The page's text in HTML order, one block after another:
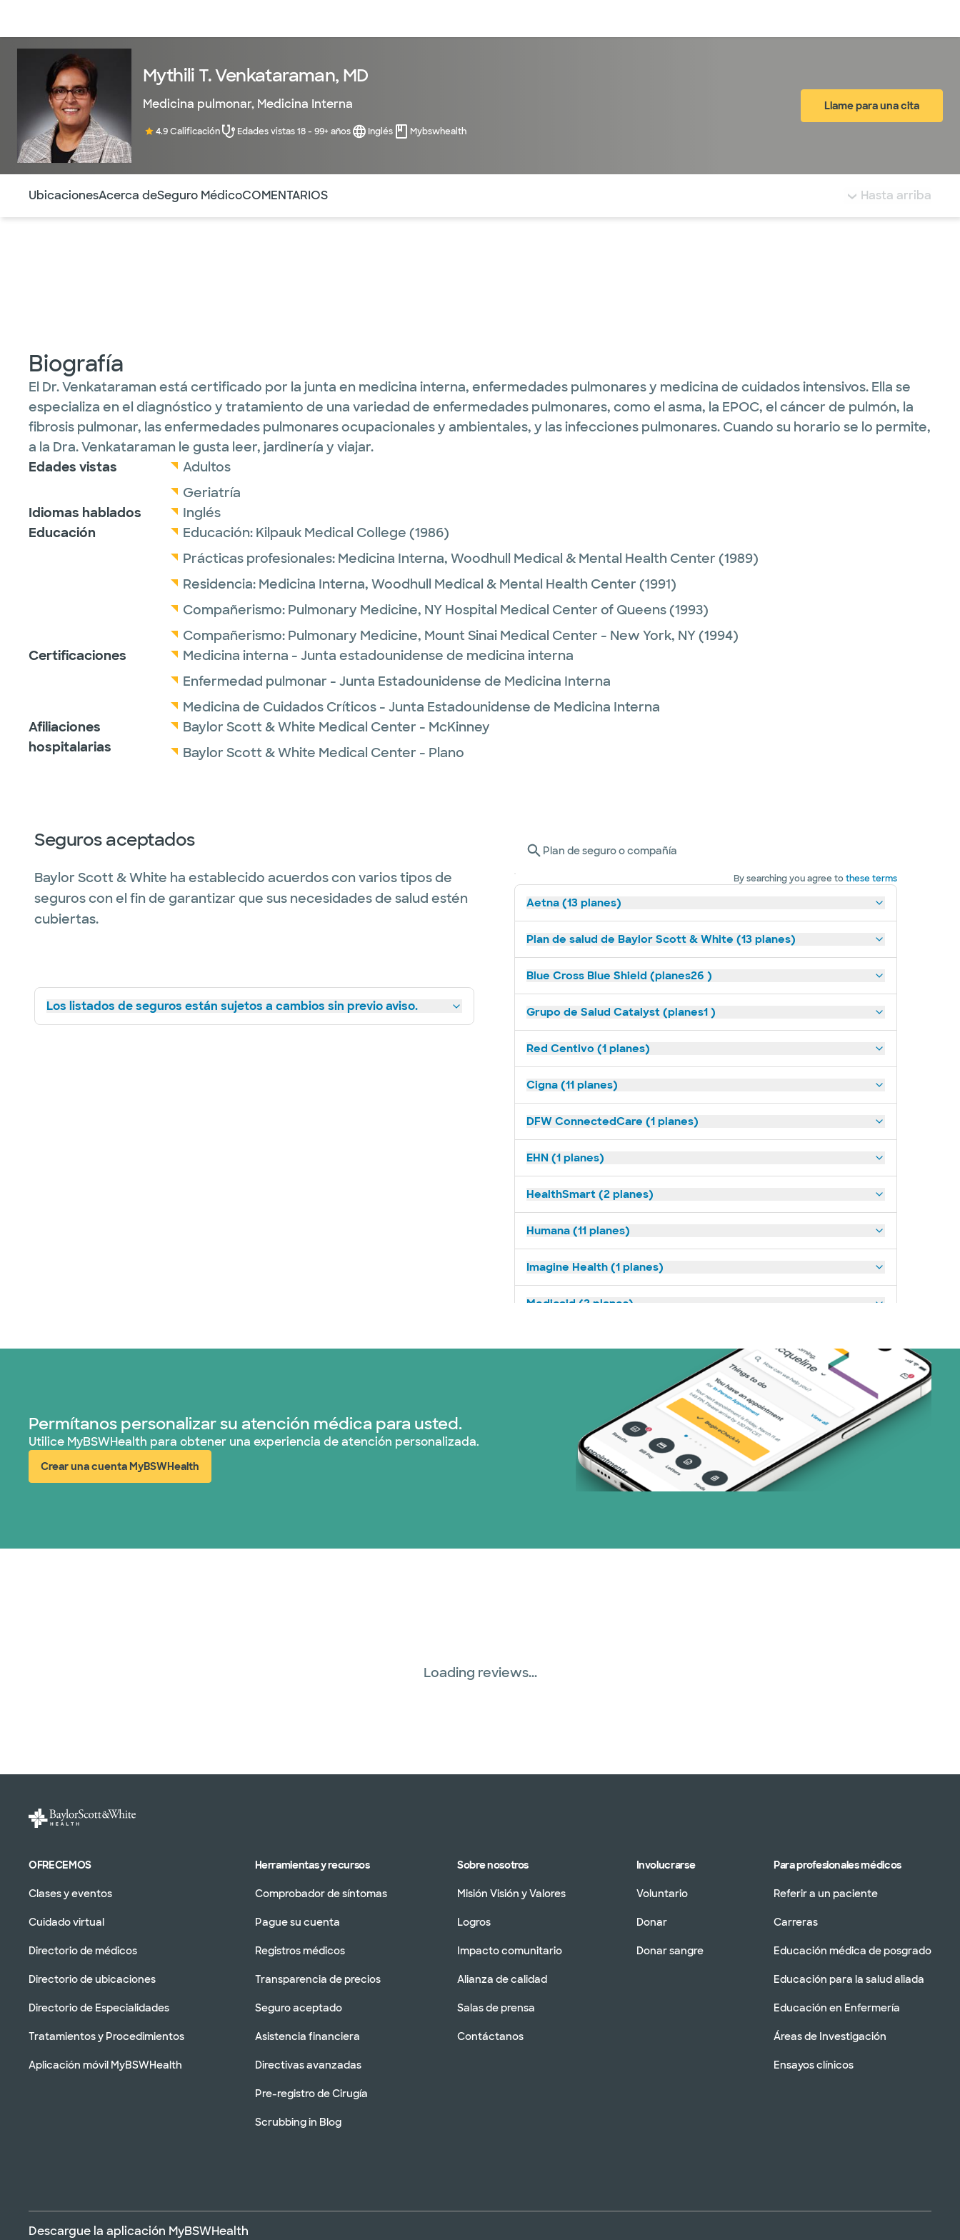
Mythili T. Venkataraman, MD
Medicina pulmonar, Medicina Interna
4.9 Calificación Edades vistas 18 - 99+ años Inglés Mybswhealth
Llame para una cita
UbicacionesAcerca deSeguro MédicoCOMENTARIOS Hasta arriba
Biografía
El Dr. Venkataraman está certificado por la junta en medicina interna, enfermedades pulmonares y medicina de cuidados intensivos. Ella se
especializa en el diagnóstico y tratamiento de una variedad de enfermedades pulmonares, como el asma, la EPOC, el cáncer de pulmón, la
fibrosis pulmonar, las enfermedades pulmonares ocupacionales y ambientales, y las infecciones pulmonares. Cuando su horario se lo permite,
a la Dra. Venkataraman le gusta leer, jardinería y viajar.
Edades vistas
Adultos
Geriatría
Idiomas hablados
Inglés
Educación
Educación: Kilpauk Medical College (1986)
Prácticas profesionales: Medicina Interna, Woodhull Medical & Mental Health Center (1989)
Residencia: Medicina Interna, Woodhull Medical & Mental Health Center (1991)
Compañerismo: Pulmonary Medicine, NY Hospital Medical Center of Queens(1993)
Compañerismo: Pulmonary Medicine, Mount Sinai Medical Center - New York, NY(1994)
Certificaciones
Medicina interna - Junta estadounidense de medicina interna
Enfermedad pulmonar - Junta Estadounidense de Medicina Interna
Medicina de Cuidados Críticos - Junta Estadounidense de Medicina Interna
Afiliaciones
hospitalarias
Baylor Scott & White Medical Center - McKinney
Baylor Scott & White Medical Center - Plano
Seguros aceptados
Baylor Scott & White ha establecido acuerdos con varios tipos de
seguros con el fin de garantizar que sus necesidades de salud estén
cubiertas.
Los listados de seguros están sujetos a cambios sin previo aviso.
Plan de seguro o compañía
By searching you agree tothese terms
Aetna (13 planes)
Plan de salud de Baylor Scott & White (13 planes)
Blue Cross Blue Shield (planes26 )
Grupo de Salud Catalyst (planes1 )
Red Centivo (1 planes)
Cigna (11 planes)
DFW ConnectedCare (1 planes)
EHN (1 planes)
HealthSmart (2 planes)
Humana (11 planes)
Imagine Health (1 planes)
Medicaid (2 planes)
Nebraska Furniture Mart (3 planes)
Red PHCS (1 planes)
Prism Electric (1 planes)
Plan de Salud Superior (3 planes)
Permítanos personalizar su atención médica para usted.
Utilice MyBSWHealth para obtener una experiencia de atención personalizada.
Crear una cuenta MyBSWHealth
(abre en ventana nueva)
Loading reviews...
OFRECEMOS
Clases y eventos
Cuidado virtual
Directorio de médicos
Directorio de ubicaciones
Directorio de Especialidades
Tratamientos y Procedimientos
Aplicación móvil MyBSWHealth
Herramientas y recursos
Comprobador de síntomas
Pague su cuenta
Registros médicos
Transparencia de precios
Seguro aceptado
Asistencia financiera
Directivas avanzadas
Pre-registro de Cirugía
Scrubbing in Blog
Sobre nosotros
Misión Visión y Valores
Logros
Impacto comunitario
Alianza de calidad
Salas de prensa
Contáctanos
Involucrarse
Voluntario
Donar
Donar sangre
Para profesionales médicos
Referir a un paciente
Carreras
Educación médica de posgrado
Educación para la salud aliada
Educación en Enfermería
Áreas de Investigación
Ensayos clínicos
Descargue la aplicación MyBSWHealth